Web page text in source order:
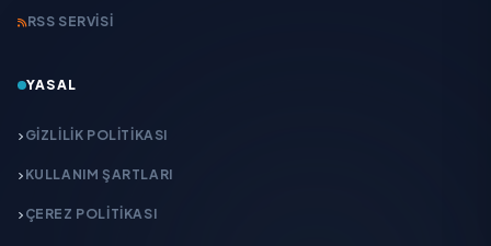
RSS SERVISI
YASAL
GIZLILIK POLITIKASI
KULLANIM ŞARTLARI
ÇEREZ POLITIKASI